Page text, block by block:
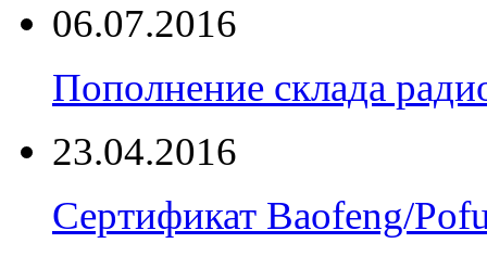
06.07.2016
Пополнение склада
23.04.2016
Сертификат Baofeng/